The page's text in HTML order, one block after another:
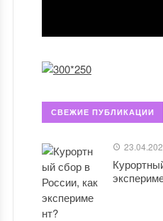
СВЕЖИЕ ПУБЛИКАЦИИ